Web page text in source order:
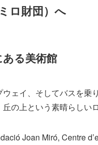
ロ財団）へ
る美術館
ウェイ、そしてバスを
の上という素晴らしい
Joan Miró, Centre